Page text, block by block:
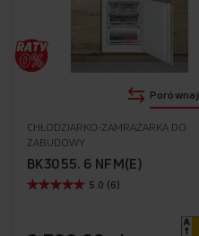
CHŁODZIARKO-ZAMRAŻARKA DO
ZABUDOWY
BK3055. 6 NFM(E)
5.0 (6)
Porównaj